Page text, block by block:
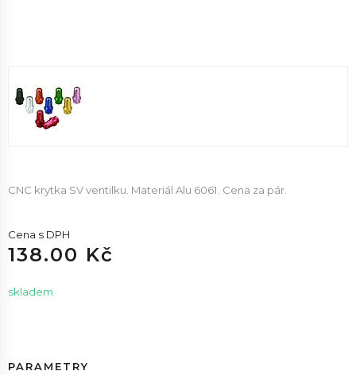
CNC krytka SV ventilku. Materiál Alu 6061. Cena za pár.
Cena s DPH
138.00 Kč
skladem
PARAMETRY